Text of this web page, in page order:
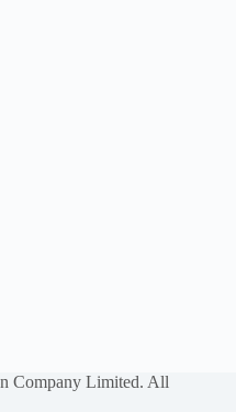
Company Limited. All